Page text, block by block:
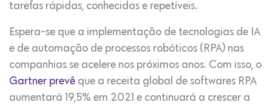
tarefas rápidas, conhecidas e repetíveis.
Espera-se que a implementação de tecnologias de IA
e de automação de processos robóticos (RPA) nas
companhias se acelere nos próximos anos. Com isso, o
Gartner prevê que a receita global de softwares RPA
aumentará 19,5% em 2021 e continuará a crescer a